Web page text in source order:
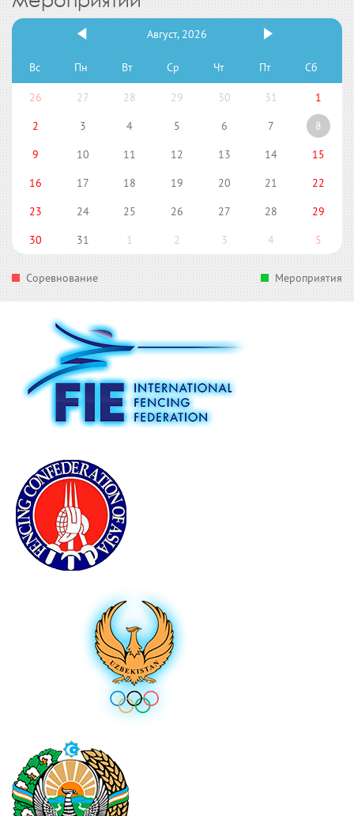
Август, 2026
Вс Пн Вт Ср Чт Пт Сб
26 27 28 29 30 31
1
2
3 4 5 6 7
8
9
10 11 12 13 14
15
16
17 18 19 20 21
22
23
24 25 26 27 28
29
30
31 1 2 3 4 5
Соревнование Мероприятия